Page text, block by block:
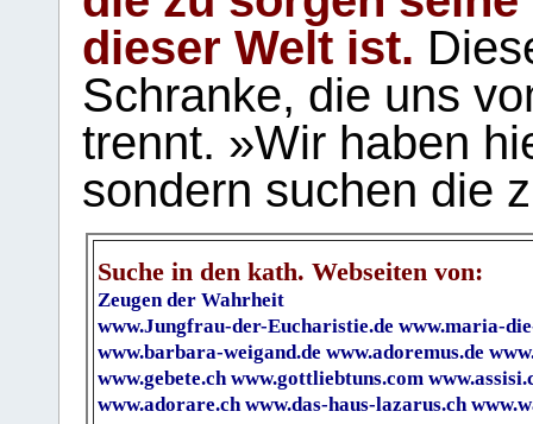
dieser Welt ist.
Schranke, die uns
trennt. »Wir haben
sondern suchen die
Suche in den kath. Webseiten von:
Zeugen der Wahrheit
www.Jungfrau-der-Eucharistie.de www.maria-
www.barbara-weigand.de www.adoremus.de
www.gebete.ch www.gottliebtuns.com
www.adorare.ch www.das-haus-lazarus.ch